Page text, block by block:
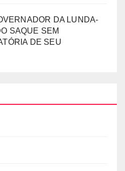
DA LUNDA-
SAQUE SEM
DE SEU